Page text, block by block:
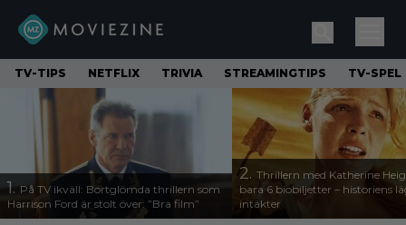
TV-TIPS NETFLIX TRIVIA STREAMINGTIPS TV-SPEL
1. På TV ikväll: Bortglömda thrillern som
Harrison Ford är stolt över: ”Bra film”
2. Thrillern med Katherine
bara 6 biobiljetter – historiens
intäkter